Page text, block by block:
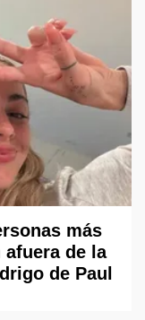
más
de la
de Paul